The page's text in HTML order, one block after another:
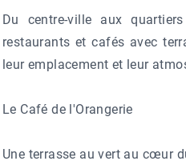
Du centre-ville aux
restaurants et cafés avec
leur emplacement et leur
Le Café de l'Orangerie
Une terrasse au vert au cœur